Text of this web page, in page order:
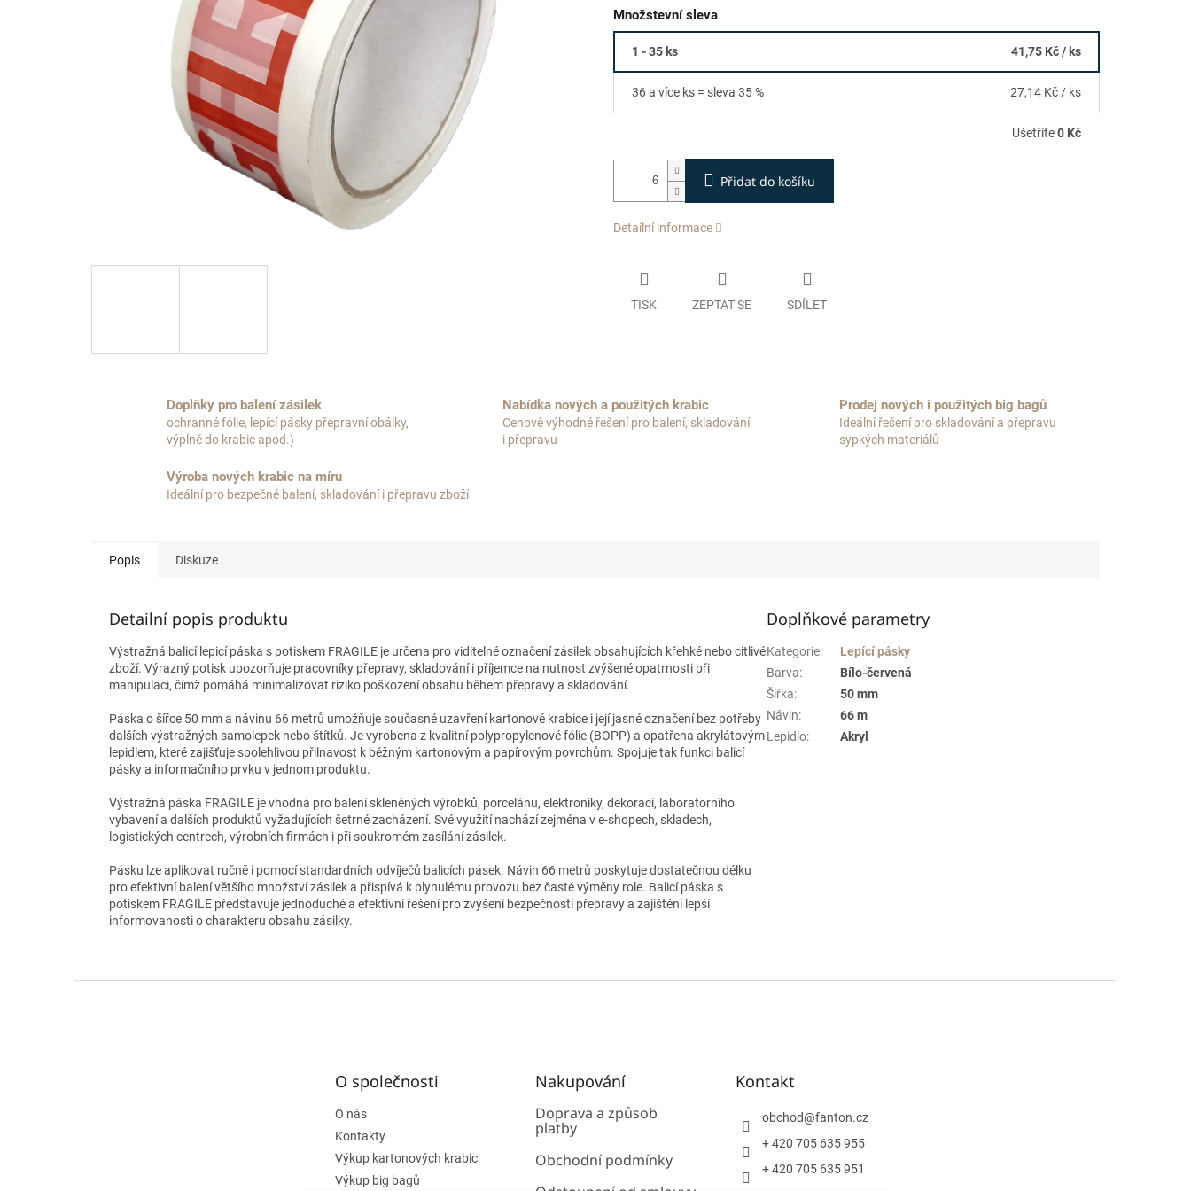
Množstevní sleva
1 - 35 ks 41,75 Kč/ ks
36 a více ks = sleva 35 % 27,14 Kč / ks
Ušetříte0 Kč
Přidat do košíku
Detailní informace
TISK ZEPTAT SE SDÍLET
Doplňky pro balení zásilek
ochranné fólie, lepící pásky přepravní obálky,
výplně do krabic apod.)
Nabídka nových a použitých krabic
Cenově výhodné řešení pro balení, skladování
i přepravu
Prodej nových i použitých big bagů
Ideální řešení pro skladování a přepravu
sypkých materiálů
Výroba nových krabic na míru
Ideální pro bezpečné balení, skladování i přepravu zboží
Popis Diskuze
Detailní popis produktu
Výstražná balicí lepicí páska s potiskem FRAGILE je určena pro viditelné označení zásilek obsahujících křehké nebo citlivé
zboží. Výrazný potisk upozorňuje pracovníky přepravy, skladování i příjemce na nutnost zvýšené opatrnosti při
manipulaci, čímž pomáhá minimalizovat riziko poškození obsahu během přepravy a skladování.
Páska o šířce 50 mm a návinu 66 metrů umožňuje současné uzavření kartonové krabice i její jasné označení bez potřeby
dalších výstražných samolepek nebo štítků. Je vyrobena z kvalitní polypropylenové fólie (BOPP) a opatřena akrylátovým
lepidlem, které zajišťuje spolehlivou přilnavost k běžným kartonovým a papírovým povrchům. Spojuje tak funkci balicí
pásky a informačního prvku v jednom produktu.
Výstražná páska FRAGILE je vhodná pro balení skleněných výrobků, porcelánu, elektroniky, dekorací, laboratorního
vybavení a dalších produktů vyžadujících šetrné zacházení. Své využití nachází zejména v e-shopech, skladech,
logistických centrech, výrobních firmách i při soukromém zasílání zásilek.
Pásku lze aplikovat ručně i pomocí standardních odvíječů balicích pásek. Návin 66 metrů poskytuje dostatečnou délku
pro efektivní balení většího množství zásilek a přispívá k plynulému provozu bez časté výměny role. Balicí páska s
potiskem FRAGILE představuje jednoduché a efektivní řešení pro zvýšení bezpečnosti přepravy a zajištění lepší
informovanosti o charakteru obsahu zásilky.
Doplňkové parametry
Kategorie:
Lepící pásky
Barva:
Bílo-červená
Šířka:
50 mm
Návin:
66 m
Lepidlo: Akryl
O společnosti
O nás
Kontakty
Výkup kartonových krabic
Výkup big bagů
Nakupování
Doprava a způsob
platby
Obchodní podmínky
Kontakt
obchod@fanton.cz
+ 420 705 635 955
+ 420 705 635 951